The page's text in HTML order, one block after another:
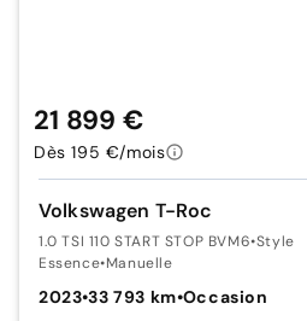
Volkswagen T-Roc
1.0 TSI 110 START STOP BVM6•Style
Essence•Manuelle
2023•33 793 km•Occasion
21 899 €
Dès 195 €/mois